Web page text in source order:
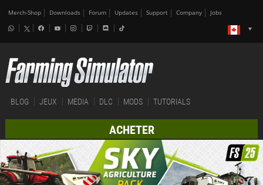
Merch-Shop Downloads Forum Updates Support Company Jobs
BLOG JEUX MEDIA DLC MODS TUTORIALS
ACHETER